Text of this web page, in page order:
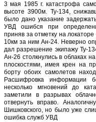
3 мая 1985 г. катастрофа
высоте 3900м. Ту-134,
было дано указание
УВД ошибся при
приняв за отметку на
10км за ним Ан-24. Неверно
дал разрешение экипажу Ту-
Ан-26 столкнулись в облаках
плоскостями, имея крен на
борту обоих самолетов
Расшифровка информации
несколько мгновений до
заметили в разрывах
отвернуть вправо.
Шишковского, но было уже
ошибка служб УВД